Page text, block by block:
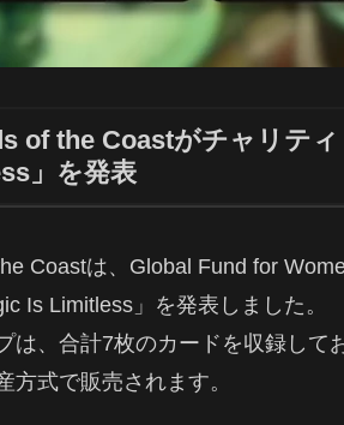
of the Coastがチャリテ
」を発表
Coastは、Global Fund for
Is Limitless」を発表しました。
は、合計7枚のカードを収録して
方式で販売されます。